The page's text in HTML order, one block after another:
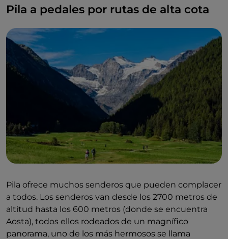
Pila a pedales por rutas de alta cota
Pila ofrece muchos senderos que pueden complacer
a todos. Los senderos van desde los 2700 metros de
altitud hasta los 600 metros (donde se encuentra
Aosta), todos ellos rodeados de un magnífico
panorama, uno de los más hermosos se llama